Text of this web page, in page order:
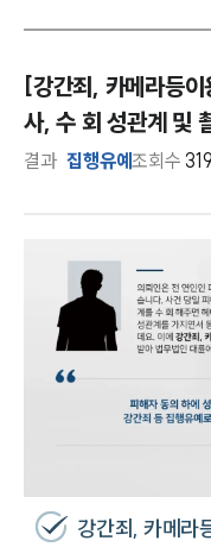
[강간죄, 카메라등
사, 수 회 성관계 및
결과 집행유예조회수 319
강간죄, 카메라